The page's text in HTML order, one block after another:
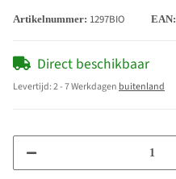
Artikelnummer: 1297BIO EAN:
Direct beschikbaar
Levertijd:2 - 7 Werkdagen buitenland